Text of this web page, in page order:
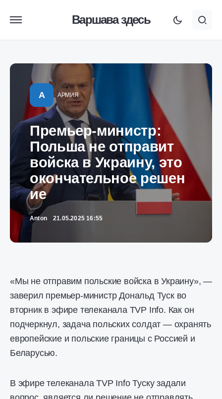
Варшава здесь
А АРМИЯ
Премьер-министр:
Польша не отправит
войска в Украину, это
окончательное решен
ие
Anton 21.05.2025 16:55
«Мы не отправим польские войска в Украину», —
заверил премьер-министр Дональд Туск во
вторник в эфире телеканала TVP Info. Как он
подчеркнул, задача польских солдат — охранять
европейские и польские границы с Россией и
Беларусью.
В эфире телеканала TVP Info Туску задали